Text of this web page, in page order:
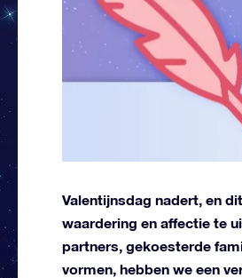
Valentijnsdag nadert, en
waardering en affectie te
partners, gekoesterde
vormen, hebben we een